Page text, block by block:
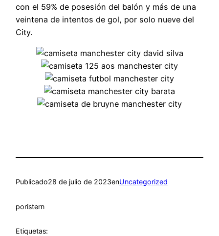
con el 59% de posesión del balón y más de una
veintena de intentos de gol, por solo nueve del
City.
Publicado28 de julio de 2023enUncategorized
poristern
Etiquetas: